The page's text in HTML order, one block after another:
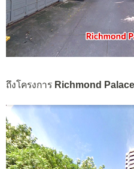
ถึงโครงการ Richmond